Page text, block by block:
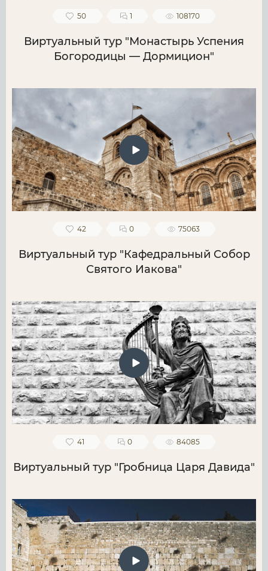
50 1 108170
Виртуальный тур "Монастырь Успения
Богородицы — Дормицион"
42 0 75063
Виртуальный тур "Кафедральный Собор
Святого Иакова"
41 0 84085
Виртуальный тур "Гробница Царя Давида"